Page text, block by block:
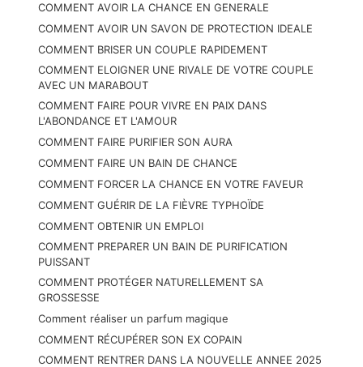
COMMENT AVOIR LA CHANCE EN GENERALE
COMMENT AVOIR UN SAVON DE PROTECTION IDEALE
COMMENT BRISER UN COUPLE RAPIDEMENT
COMMENT ELOIGNER UNE RIVALE DE VOTRE COUPLE
AVEC UN MARABOUT
COMMENT FAIRE POUR VIVRE EN PAIX DANS
L'ABONDANCE ET L'AMOUR
COMMENT FAIRE PURIFIER SON AURA
COMMENT FAIRE UN BAIN DE CHANCE
COMMENT FORCER LA CHANCE EN VOTRE FAVEUR
COMMENT GUÉRIR DE LA FIÈVRE TYPHOÏDE
COMMENT OBTENIR UN EMPLOI
COMMENT PREPARER UN BAIN DE PURIFICATION
PUISSANT
COMMENT PROTÉGER NATURELLEMENT SA
GROSSESSE
Comment réaliser un parfum magique
COMMENT RÉCUPÉRER SON EX COPAIN
COMMENT RENTRER DANS LA NOUVELLE ANNEE 2025